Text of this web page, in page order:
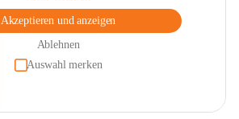
Akzeptieren und anzeigen
Ablehnen
Auswahl merken